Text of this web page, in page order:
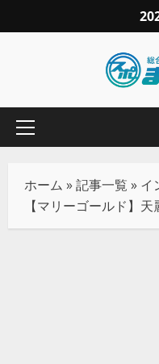
ホーム »記事一覧 » イ